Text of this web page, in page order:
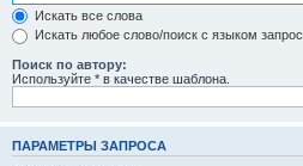
Искать все слова
Искать любое слово/поиск с языком
Поиск по автору:
Используйте * в качестве шаблона.
ПАРАМЕТРЫ ЗАПРОСА